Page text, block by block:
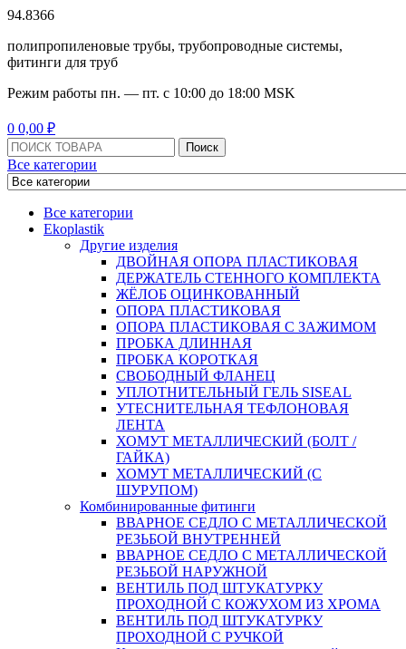
94.8366
полипропиленовые трубы, трубопроводные системы,
фитинги для труб
Режим работы пн. — пт. с 10:00 до 18:00 MSK
0 0,00 ₽
Поиск:
Поиск
Все категории
Все категории
Ekoplastik
Другие изделия
ДВОЙНАЯ ОПОРА ПЛАСТИКОВАЯ
ДЕРЖАТЕЛЬ СТЕННОГО КОМПЛЕКТА
ЖЁЛОБ ОЦИНКОВАННЫЙ
ОПОРА ПЛАСТИКОВАЯ
ОПОРА ПЛАСТИКОВАЯ С ЗАЖИМОМ
ПРОБКА ДЛИННАЯ
ПРОБКА КОРОТКАЯ
СВОБОДНЫЙ ФЛАНЕЦ
УПЛОТНИТЕЛЬНЫЙ ГЕЛЬ SISEAL
УТЕСНИТЕЛЬНАЯ ТЕФЛОНОВАЯ
ЛЕНТА
ХОМУТ МЕТАЛЛИЧЕСКИЙ (БОЛТ /
ГАЙКА)
ХОМУТ МЕТАЛЛИЧЕСКИЙ (С
ШУРУПОМ)
Комбинированные фитинги
ВВАРНОЕ СЕДЛО С МЕТАЛЛИЧЕСКОЙ
РЕЗЬБОЙ ВНУТРЕННЕЙ
ВВАРНОЕ СЕДЛО С МЕТАЛЛИЧЕСКОЙ
РЕЗЬБОЙ НАРУЖНОЙ
ВЕНТИЛЬ ПОД ШТУКАТУРКУ
ПРОХОДНОЙ С КОЖУХОМ ИЗ ХРОМА
ВЕНТИЛЬ ПОД ШТУКАТУРКУ
ПРОХОДНОЙ С РУЧКОЙ